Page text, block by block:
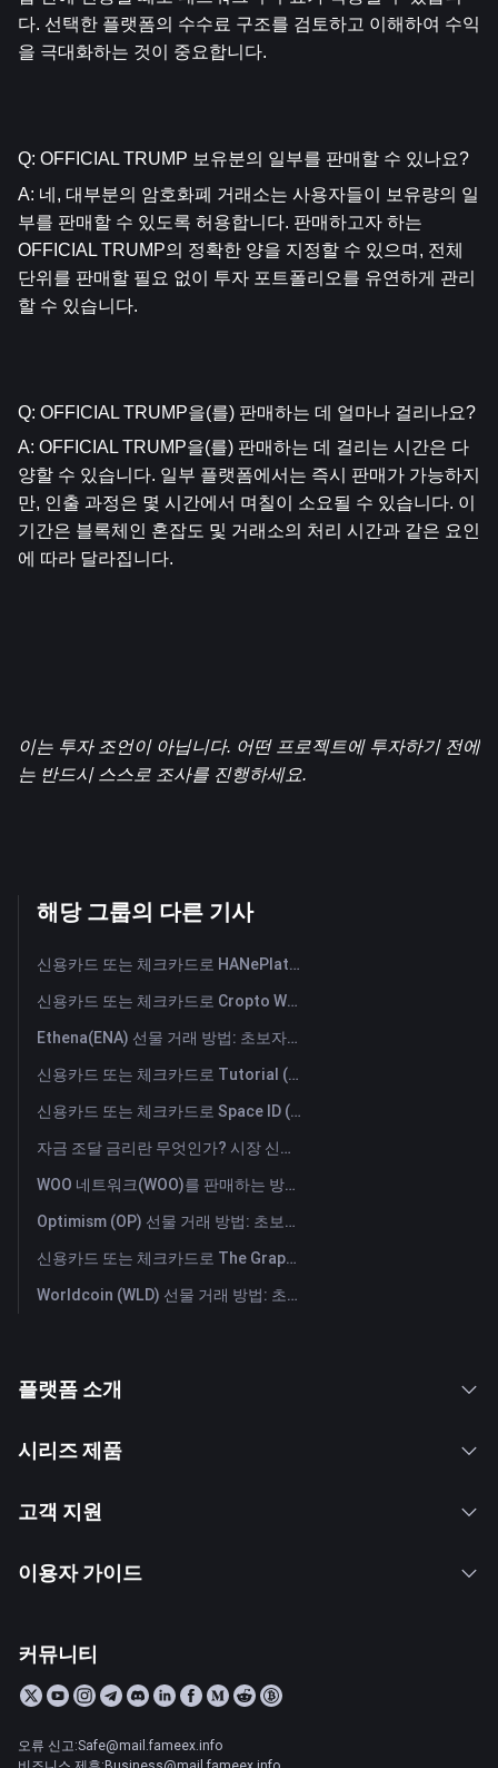
다. 선택한 플랫폼의 수수료 구조를 검토하고 이해하여 수익
을 극대화하는 것이 중요합니다.
Q: OFFICIAL TRUMP 보유분의 일부를 판매할 수 있나요?
A: 네, 대부분의 암호화폐 거래소는 사용자들이 보유량의 일
부를 판매할 수 있도록 허용합니다. 판매하고자 하는
OFFICIAL TRUMP의 정확한 양을 지정할 수 있으며, 전체
단위를 판매할 필요 없이 투자 포트폴리오를 유연하게 관리
할 수 있습니다.
Q: OFFICIAL TRUMP을(를) 판매하는 데 얼마나 걸리나요?
A: OFFICIAL TRUMP을(를) 판매하는 데 걸리는 시간은 다
양할 수 있습니다. 일부 플랫폼에서는 즉시 판매가 가능하지
만, 인출 과정은 몇 시간에서 며칠이 소요될 수 있습니다. 이
기간은 블록체인 혼잡도 및 거래소의 처리 시간과 같은 요인
에 따라 달라집니다.
이는 투자 조언이 아닙니다. 어떤 프로젝트에 투자하기 전에
는 반드시 스스로 조사를 진행하세요.
해당 그룹의 다른 기사
신용카드 또는 체크카드로 HANePlatform (HANEP) 즉시 구매
신용카드 또는 체크카드로 Cropto Wheat Token (CROW) 즉시 구매
Ethena(ENA) 선물 거래 방법: 초보자를 위한 종합 가이드
신용카드 또는 체크카드로 Tutorial (TUT) 즉시 구매
신용카드 또는 체크카드로 Space ID (ID) 즉시 구매
자금 조달 금리란 무엇인가? 시장 신호와 자금 조달 금리의 일반적인 오용 사례 이해하기
WOO 네트워크(WOO)를 판매하는 방법은? | FameEX
Optimism (OP) 선물 거래 방법: 초보자를 위한 종합 가이드
신용카드 또는 체크카드로 The Graph (GRT) 즉시 구매
Worldcoin (WLD) 선물 거래 방법: 초보자를 위한 종합 가이드
플랫폼 소개
시리즈 제품
고객 지원
이용자 가이드
커뮤니티
오류 신고:Safe@mail.fameex.info